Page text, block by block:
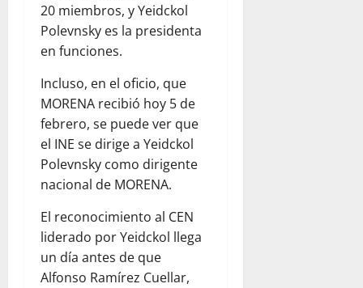
20 miembros, y Yeidckol
Polevnsky es la presidenta
en funciones.
Incluso, en el oficio, que
MORENA recibió hoy 5 de
febrero, se puede ver que
el INE se dirige a Yeidckol
Polevnsky como dirigente
nacional de MORENA.
El reconocimiento al CEN
liderado por Yeidckol llega
un día antes de que
Alfonso Ramírez Cuellar,